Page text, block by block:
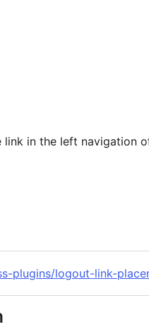
in the left navigation
plugins/logout-link-